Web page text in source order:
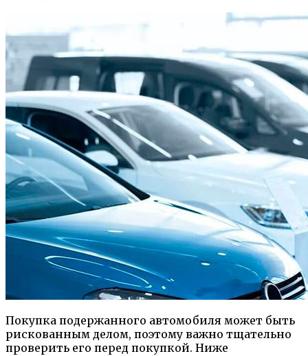
Покупка подержанного автомобиля может быть
рискованным делом, поэтому важно тщательно
проверить его перед покупкой. Ниже